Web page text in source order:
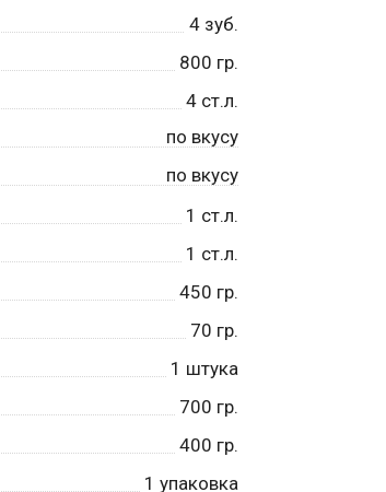
4зуб.
800 гр.
4ст.л.
по вкусу
по вкусу
1 ст.л.
1 ст.л.
450 гр.
70 гр.
1 штука
700 гр.
400 гр.
1 упаковка